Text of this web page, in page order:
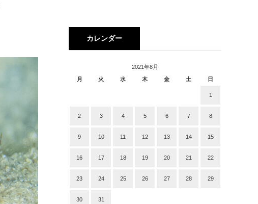
カレンダー
2021年8月
月
火 水 木 金 土 日
1
2 3 4 5 6 7 8
9 10 11 12 13 14 15
16 17 18 19 20 21 22
23 24 25 26 27 28 29
30 31